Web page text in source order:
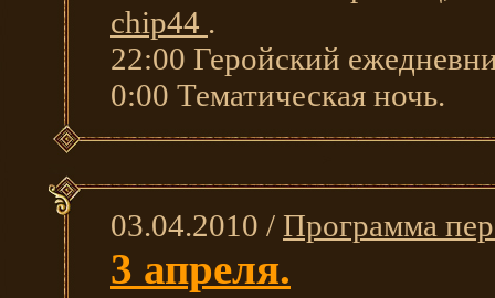
chip44 .
22:00 Геройский
0:00 Тематическая ночь.
03.04.2010 / Программа
3 апреля.